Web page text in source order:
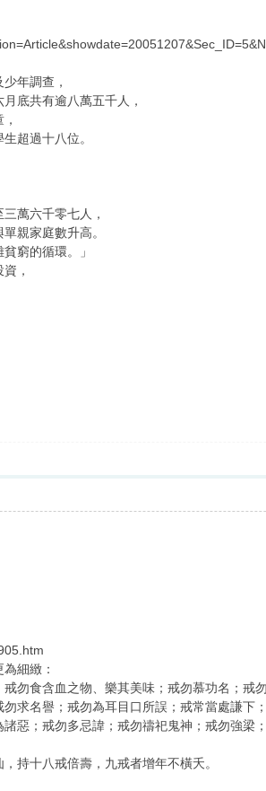
年調查，
底共有逾八萬五千人，
超過十八位。
萬六千零七人，
親家庭數升高。
窮的循環。」
，
細緻：
食含血之物、樂其美味；戒勿慕功名；戒
求名譽；戒勿為耳目口所誤；戒常當處謙下
惡；戒勿多忌諱；戒勿禱祀鬼神；戒勿強梁
十八戒倍壽，九戒者增年不橫夭。